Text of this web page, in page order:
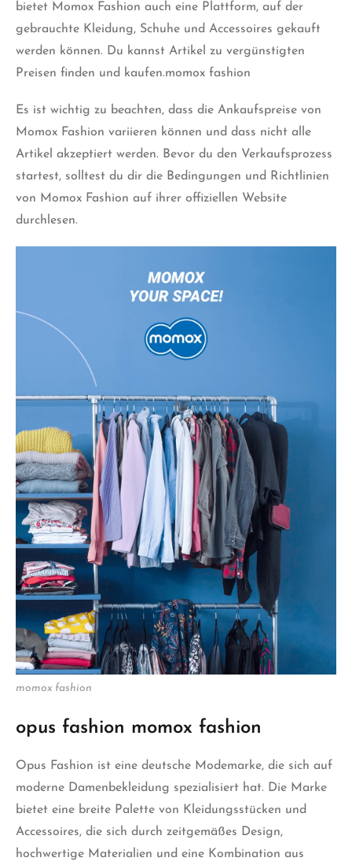
bietet Momox Fashion auch eine Plattform, auf der
gebrauchte Kleidung, Schuhe und Accessoires gekauft
werden können. Du kannst Artikel zu vergünstigten
Preisen finden und kaufen.momox fashion
Es ist wichtig zu beachten, dass die Ankaufspreise von
Momox Fashion variieren können und dass nicht alle
Artikel akzeptiert werden. Bevor du den Verkaufsprozess
startest, solltest du dir die Bedingungen und Richtlinien
von Momox Fashion auf ihrer offiziellen Website
durchlesen.
momox fashion
opus fashion momox fashion
Opus Fashion ist eine deutsche Modemarke, die sich auf
moderne Damenbekleidung spezialisiert hat. Die Marke
bietet eine breite Palette von Kleidungsstücken und
Accessoires, die sich durch zeitgemäßes Design,
hochwertige Materialien und eine Kombination aus